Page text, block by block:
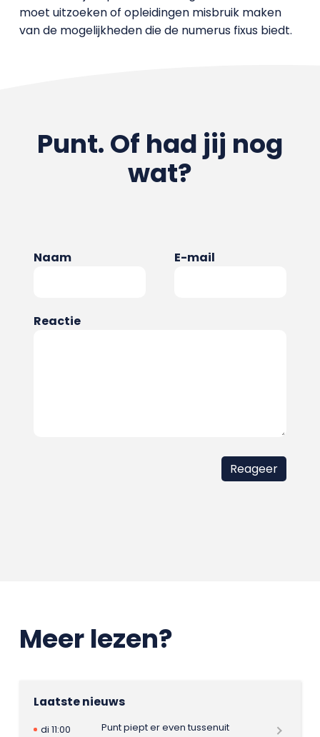
moet uitzoeken of opleidingen misbruik maken
van de mogelijkheden die de numerus fixus biedt.
Punt. Of had jij nog
wat?
Naam E-mail
Reactie
Meer lezen?
Laatste nieuws
di 11:00
Punt piept er even tussenuit